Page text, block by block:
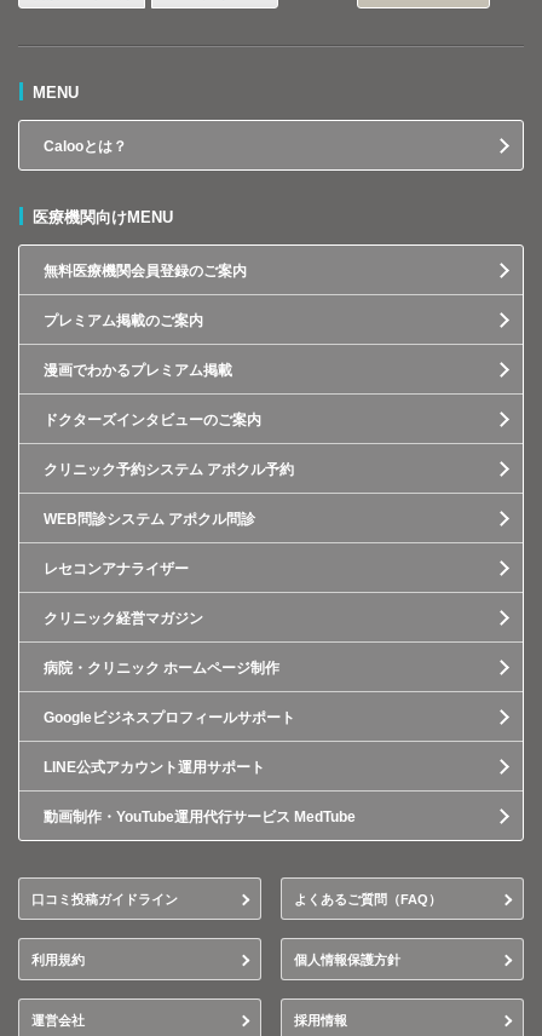
MENU
Calooとは？
医療機関向けMENU
無料医療機関会員登録のご案内
プレミアム掲載のご案内
漫画でわかるプレミアム掲載
ドクターズインタビューのご案内
クリニック予約システム アポクル予約
WEB問診システム アポクル問診
レセコンアナライザー
クリニック経営マガジン
病院・クリニック ホームページ制作
Googleビジネスプロフィールサポート
LINE公式アカウント運用サポート
動画制作・YouTube運用代行サービス MedTube
口コミ投稿ガイドライン よくあるご質問（FAQ）
利用規約 個人情報保護方針
運営会社 採用情報